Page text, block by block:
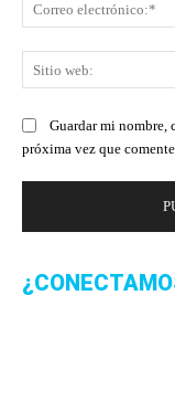
Guardar mi nombre,
próxima vez que